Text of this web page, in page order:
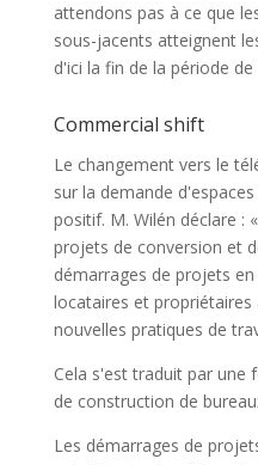
attendons pas à ce que
sous-jacents atteignent
d'ici la fin de la période de
Commercial shift
Le changement vers le
sur la demande
positif. M. Wilén déclare :
projets de conversion et
démarrages de projets
locataires et
nouvelles pratiques de
Cela s'est traduit par une
de construction de
Les démarrages de